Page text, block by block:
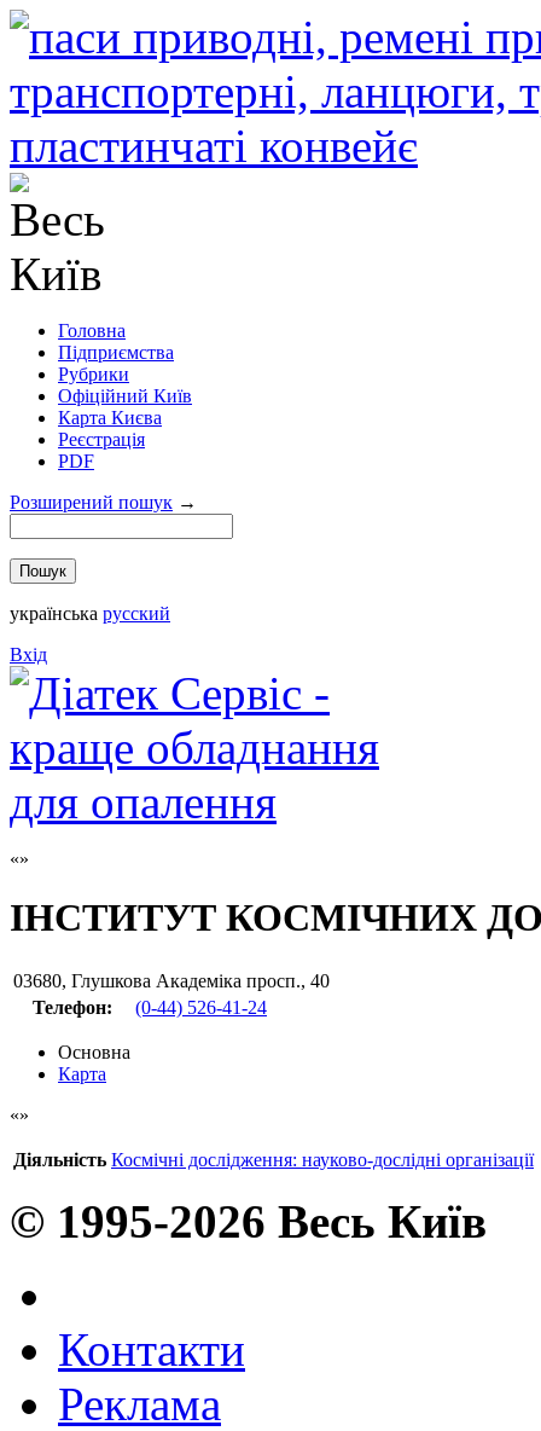
Головна
Підприємства
Рубрики
Офіційний Київ
Карта Києва
Реєстрація
PDF
Розширений пошук →
українська русский
Вхід
ІНСТИТУТ КОСМІЧНИХ
03680, Глушкова Академіка просп., 40
Телефон:
(0-44) 526-41-24
Основна
Карта
Діяльність Космічні дослідження: науково-дослідні організації
© 1995-2026 Весь Київ
Контакти
Реклама